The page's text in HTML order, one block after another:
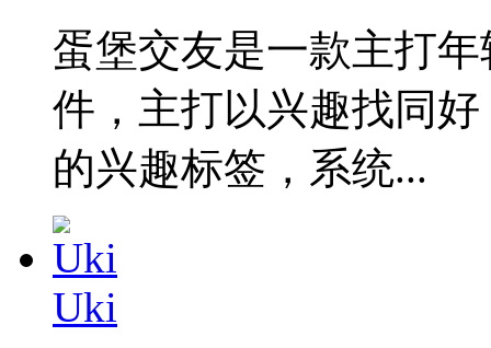
蛋堡交友是一款主打
件，主打以兴趣找同
的兴趣标签，系统...
Uki